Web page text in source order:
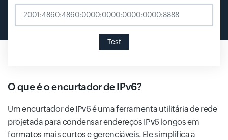
Test
O que é o encurtador de IPv6?
Um encurtador de IPv6 é uma ferramenta utilitária de rede
projetada para condensar endereços IPv6 longos em
formatos mais curtos e gerenciáveis. Ele simplifica a